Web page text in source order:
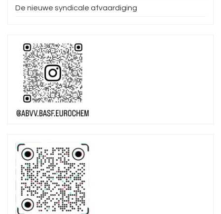
De nieuwe syndicale afvaardiging